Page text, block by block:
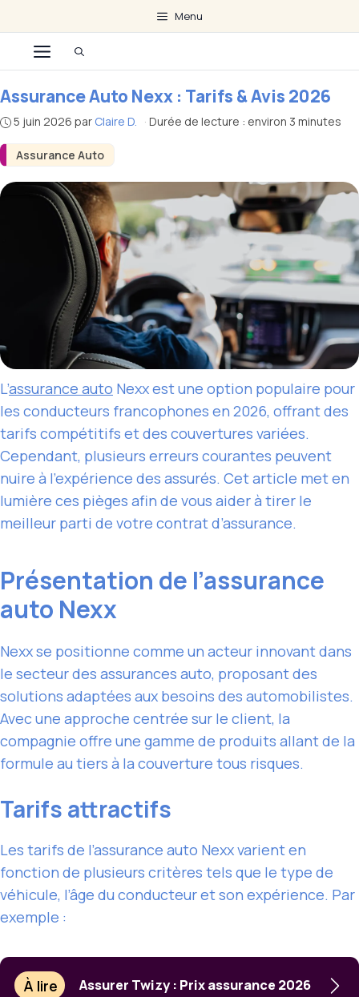
au
contenu
Menu
Menu
Assurance Auto
Assurance Auto Nexx : Tarifs & Avis 2026
5 juin 2026 par Claire D. · Durée de lecture : environ 3 minutes
L’assurance auto Nexx est une option populaire pour
les conducteurs francophones en 2026, offrant des
tarifs compétitifs et des couvertures variées.
Cependant, plusieurs erreurs courantes peuvent
nuire à l’expérience des assurés. Cet article met en
lumière ces pièges afin de vous aider à tirer le
meilleur parti de votre contrat d’assurance.
Présentation de l’assurance
auto Nexx
Nexx se positionne comme un acteur innovant dans
le secteur des assurances auto, proposant des
solutions adaptées aux besoins des automobilistes.
Avec une approche centrée sur le client, la
compagnie offre une gamme de produits allant de la
formule au tiers à la couverture tous risques.
Tarifs attractifs
Les tarifs de l’assurance auto Nexx varient en
fonction de plusieurs critères tels que le type de
véhicule, l’âge du conducteur et son expérience. Par
exemple :
À lire Assurer Twizy : Prix assurance 2026